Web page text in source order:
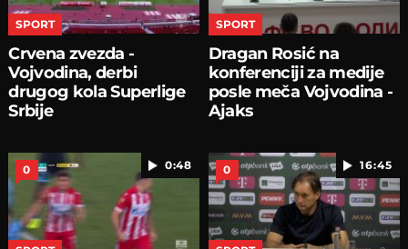
SPORT
Crvena zvezda -
Vojvodina, derbi
drugog kola Superlige
Srbije
SPORT
Dragan Rosić na
konferenciji za medije
posle meča Vojvodina -
Ajaks
0:48
0 16:45
0